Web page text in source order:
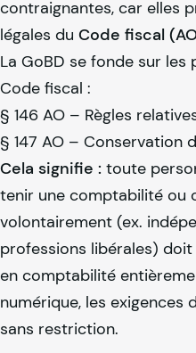
contraignantes, car elles
légales du Code fiscal
La GoBD se fonde sur les
Code fiscal :
§ 146 AO – Règles
§ 147 AO – Conservation
Cela signifie : toute
tenir une comptabilité ou
volontairement (ex.
professions libérales)
en comptabilité
numérique, les exigences
sans restriction.